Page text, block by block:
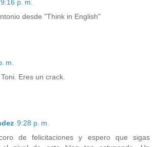
9:16 p. m.
desde "Think in English"
m.
Eres un crack.
9:28 p. m.
de felicitaciones y espero que sigas